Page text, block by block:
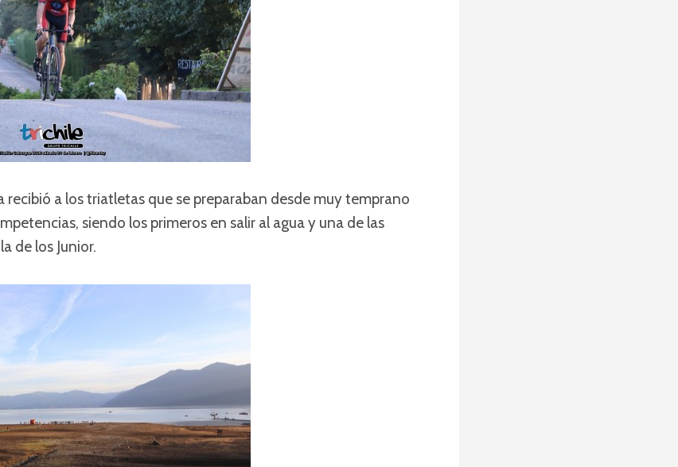
recibió a los triatletas que se preparaban desde muy temprano
siendo los primeros en salir al agua y una de las
de los Junior.